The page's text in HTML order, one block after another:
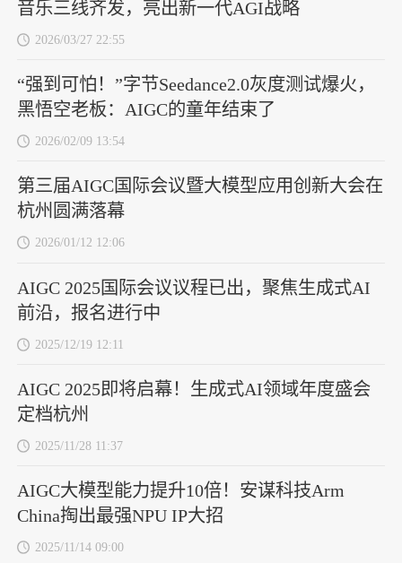
音乐三线齐发，亮出新一代AGI战略
2026/03/27 22:55
“强到可怕！”字节Seedance2.0灰度测试爆火，
黑悟空老板：AIGC的童年结束了
2026/02/09 13:54
第三届AIGC国际会议暨大模型应用创新大会在
杭州圆满落幕
2026/01/12 12:06
AIGC 2025国际会议议程已出，聚焦生成式AI
前沿，报名进行中
2025/12/19 12:11
AIGC 2025即将启幕！生成式AI领域年度盛会
定档杭州
2025/11/28 11:37
AIGC大模型能力提升10倍！安谋科技Arm
China掏出最强NPU IP大招
2025/11/14 09:00